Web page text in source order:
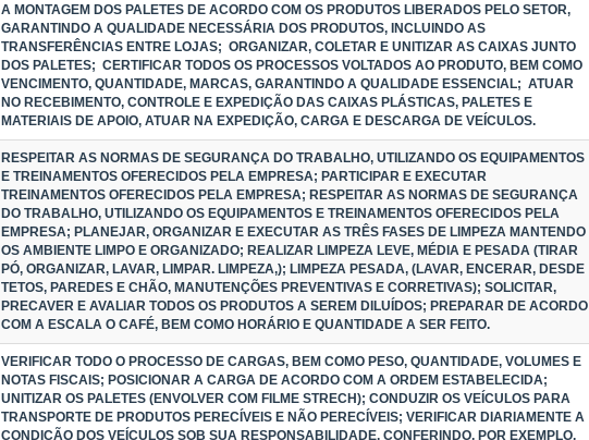
A MONTAGEM DOS PALETES DE ACORDO COM OS PRODUTOS LIBERADOS PELO SETOR,
GARANTINDO A QUALIDADE NECESSÁRIA DOS PRODUTOS, INCLUINDO AS
TRANSFERÊNCIAS ENTRE LOJAS; ORGANIZAR, COLETAR E UNITIZAR AS CAIXAS JUNTO
DOS PALETES; CERTIFICAR TODOS OS PROCESSOS VOLTADOS AO PRODUTO, BEM COMO
VENCIMENTO, QUANTIDADE, MARCAS, GARANTINDO A QUALIDADE ESSENCIAL; ATUAR
NO RECEBIMENTO, CONTROLE E EXPEDIÇÃO DAS CAIXAS PLÁSTICAS, PALETES E
MATERIAIS DE APOIO, ATUAR NA EXPEDIÇÃO, CARGA E DESCARGA DE VEÍCULOS.
RESPEITAR AS NORMAS DE SEGURANÇA DO TRABALHO, UTILIZANDO OS EQUIPAMENTOS
E TREINAMENTOS OFERECIDOS PELA EMPRESA; PARTICIPAR E EXECUTAR
TREINAMENTOS OFERECIDOS PELA EMPRESA; RESPEITAR AS NORMAS DE SEGURANÇA
DO TRABALHO, UTILIZANDO OS EQUIPAMENTOS E TREINAMENTOS OFERECIDOS PELA
EMPRESA; PLANEJAR, ORGANIZAR E EXECUTAR AS TRÊS FASES DE LIMPEZA MANTENDO
OS AMBIENTE LIMPO E ORGANIZADO; REALIZAR LIMPEZA LEVE, MÉDIA E PESADA (TIRAR
PÓ, ORGANIZAR, LAVAR, LIMPAR. LIMPEZA,); LIMPEZA PESADA, (LAVAR, ENCERAR, DESDE
TETOS, PAREDES E CHÃO, MANUTENÇÕES PREVENTIVAS E CORRETIVAS); SOLICITAR,
PRECAVER E AVALIAR TODOS OS PRODUTOS A SEREM DILUÍDOS; PREPARAR DE ACORDO
COM A ESCALA O CAFÉ, BEM COMO HORÁRIO E QUANTIDADE A SER FEITO.
VERIFICAR TODO O PROCESSO DE CARGAS, BEM COMO PESO, QUANTIDADE, VOLUMES E
NOTAS FISCAIS; POSICIONAR A CARGA DE ACORDO COM A ORDEM ESTABELECIDA;
UNITIZAR OS PALETES (ENVOLVER COM FILME STRECH); CONDUZIR OS VEÍCULOS PARA
TRANSPORTE DE PRODUTOS PERECÍVEIS E NÃO PERECÍVEIS; VERIFICAR DIARIAMENTE A
CONDIÇÃO DOS VEÍCULOS SOB SUA RESPONSABILIDADE, CONFERINDO, POR EXEMPLO,